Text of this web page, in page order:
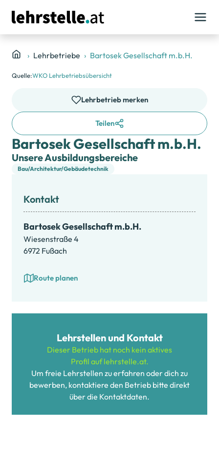
Lehrbetriebe Bartosek Gesellschaft m.b.H.
Quelle:WKO Lehrbetriebsübersicht
Lehrbetrieb merken
Teilen
Bartosek Gesellschaft m.b.H.
Unsere Ausbildungsbereiche
Bau/Architektur/Gebäudetechnik
Kontakt
Bartosek Gesellschaft m.b.H.
Wiesenstraße 4
6972 Fußach
Route planen
Lehrstellen und Kontakt
Dieser Betrieb hat noch kein aktives
Profil auf lehrstelle.at.
Um freie Lehrstellen zu erfahren oder dich zu
bewerben, kontaktiere den Betrieb bitte direkt
über die Kontaktdaten.